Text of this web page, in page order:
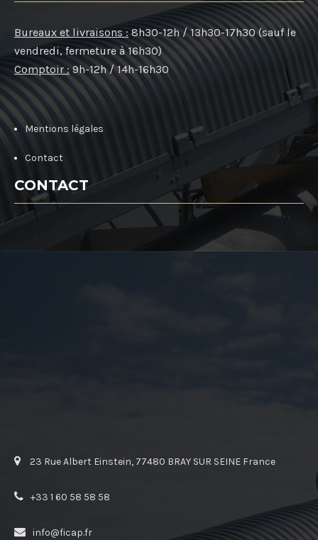
Bureaux et livraisons : 8h30-12h / 13h30-17h30 (sauf le
vendredi, fermeture à 16h30)
Comptoir : 9h-12h / 14h-16h30
Mentions légales
Contact
CONTACT
23 Rue Albert Einstein, 77480 BRAY SUR SEINE France
+33 1 60 58 58 58
info@ficap.fr